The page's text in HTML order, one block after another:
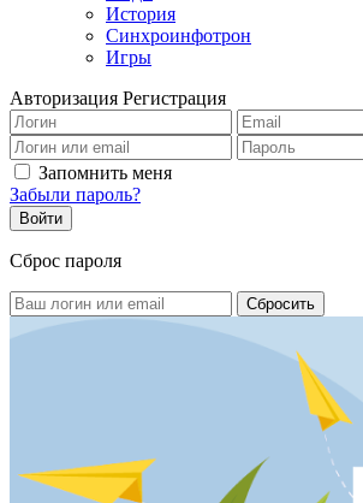
История
Синхроинфотрон
Игры
Авторизация Регистрация
Запомнить меня
Забыли пароль?
Сброс пароля